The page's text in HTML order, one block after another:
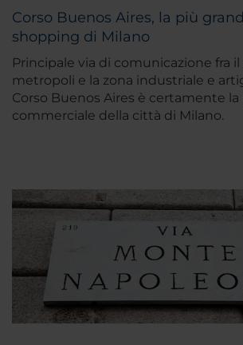
Corso Buenos Aires, la più
shopping di Milano
Principale via di comunicazione fra
metropoli e la zona industriale e
Corso Buenos Aires è certamente
commerciale della città di Milano.